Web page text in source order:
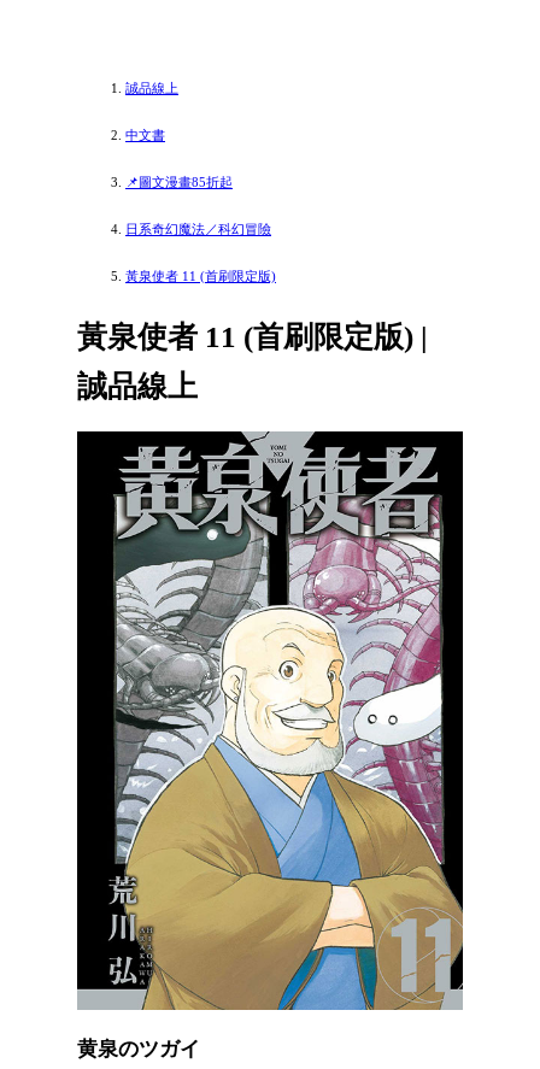
誠品線上
中文書
📌圖文漫畫85折起
日系奇幻魔法／科幻冒險
黃泉使者 11 (首刷限定版)
黃泉使者 11 (首刷限定版) |
誠品線上
黄泉のツガイ